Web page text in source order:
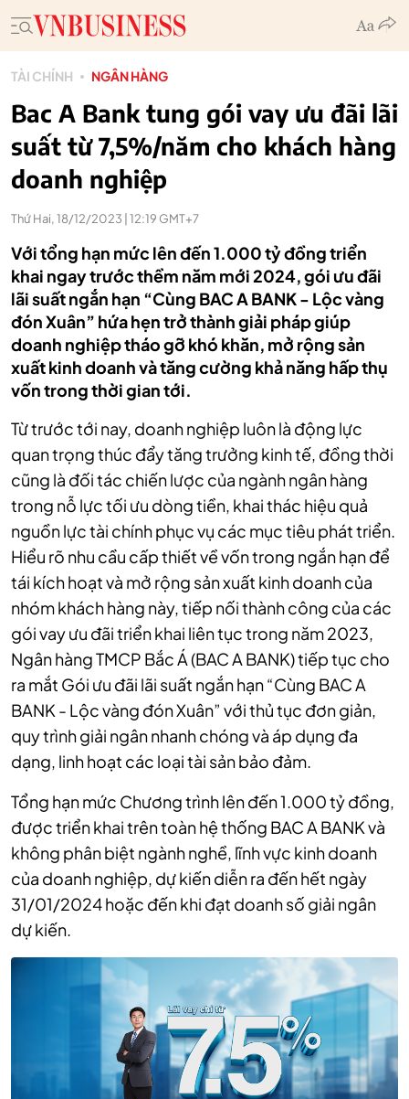
TÀI CHÍNH NGÂN HÀNG
Bac A Bank tung gói vay ưu đãi lãi
suất từ 7,5%/năm cho khách hàng
doanh nghiệp
Thứ Hai, 18/12/2023 | 12:19 GMT+7
Với tổng hạn mức lên đến 1.000 tỷ đồng triển
khai ngay trước thềm năm mới 2024, gói ưu đãi
lãi suất ngắn hạn “Cùng BAC A BANK - Lộc vàng
đón Xuân” hứa hẹn trở thành giải pháp giúp
doanh nghiệp tháo gỡ khó khăn, mở rộng sản
xuất kinh doanh và tăng cường khả năng hấp thụ
vốn trong thời gian tới.
Từ trước tới nay, doanh nghiệp luôn là động lực
quan trọng thúc đẩy tăng trưởng kinh tế, đồng thời
cũng là đối tác chiến lược của ngành ngân hàng
trong nỗ lực tối ưu dòng tiền, khai thác hiệu quả
nguồn lực tài chính phục vụ các mục tiêu phát triển.
Hiểu rõ nhu cầu cấp thiết về vốn trong ngắn hạn để
tái kích hoạt và mở rộng sản xuất kinh doanh của
nhóm khách hàng này, tiếp nối thành công của các
gói vay ưu đãi triển khai liên tục trong năm 2023,
Ngân hàng TMCP Bắc Á (BAC A BANK) tiếp tục cho
ra mắt Gói ưu đãi lãi suất ngắn hạn “Cùng BAC A
BANK - Lộc vàng đón Xuân” với thủ tục đơn giản,
quy trình giải ngân nhanh chóng và áp dụng đa
dạng, linh hoạt các loại tài sản bảo đảm.
Tổng hạn mức Chương trình lên đến 1.000 tỷ đồng,
được triển khai trên toàn hệ thống BAC A BANK và
không phân biệt ngành nghề, lĩnh vực kinh doanh
của doanh nghiệp, dự kiến diễn ra đến hết ngày
31/01/2024 hoặc đến khi đạt doanh số giải ngân
dự kiến.